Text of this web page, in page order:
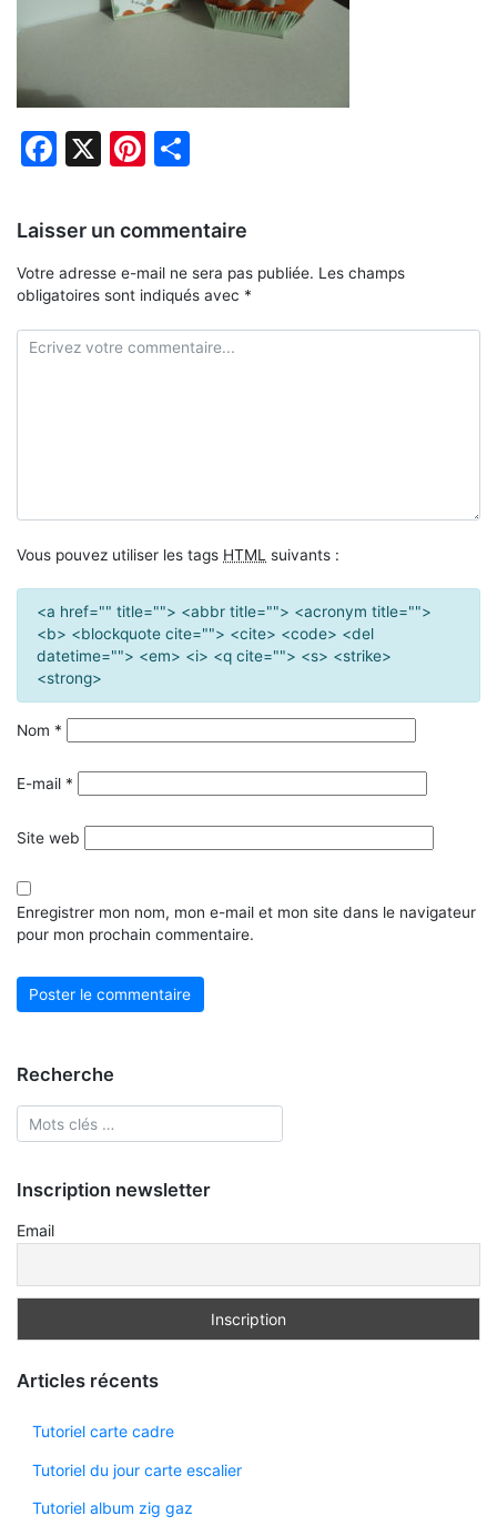
Facebook
X Pinterest
Laisser un commentaire
Votre adresse e-mail ne sera pas publiée. Les champs
obligatoires sont indiqués avec *
Vous pouvez utiliser les tags HTML suivants :
<a href="" title=""> <abbr title=""> <acronym title="">
<b> <blockquote cite=""> <cite> <code> <del
datetime=""> <em> <i> <q cite=""> <s> <strike>
<strong>
Nom *
E-mail *
Site web
Enregistrer mon nom, mon e-mail et mon site dans le navigateur
pour mon prochain commentaire.
Recherche
Inscription newsletter
Email
Articles récents
Tutoriel carte cadre
Tutoriel du jour carte escalier
Tutoriel album zig gaz